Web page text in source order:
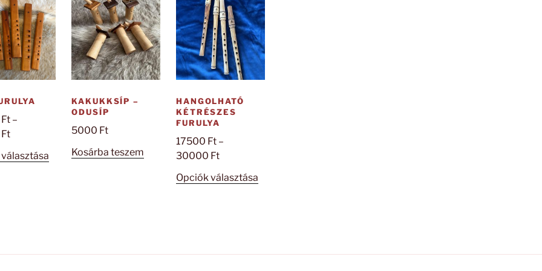
Ft –
FtÁrtartomány:
-
Ennek
változatok
KAKUKKSÍP –
ODUSÍP
5000 Ft
Kosárba teszem
HANGOLHATÓ
KÉTRÉSZES
FURULYA
17500 Ft –
30000 FtÁrtartomány:
-
Opciók választásaEnnek